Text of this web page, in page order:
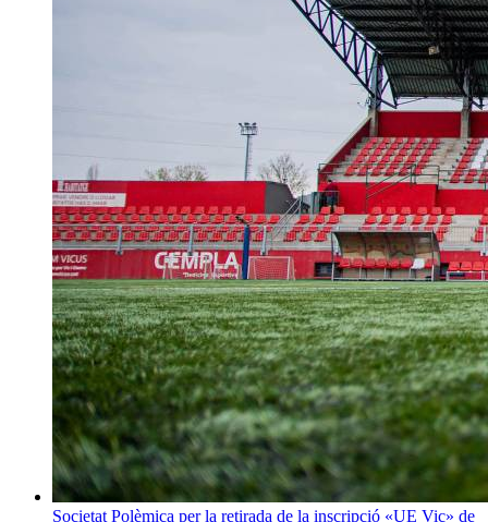
Societat Polèmica per la retirada de la inscripció «UE Vic» de